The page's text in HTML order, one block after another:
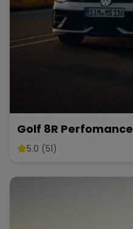
Golf 8R Perfomance
5.0 (51)